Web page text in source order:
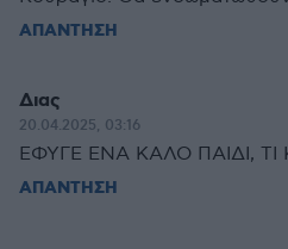
ΑΠΑΝΤΗΣΗ
Διας
20.04.2025, 03:16
ΕΦΥΓΕ ΕΝΑ ΚΑΛΟ ΠΑΙΔΙ, ΤΙ
ΑΠΑΝΤΗΣΗ